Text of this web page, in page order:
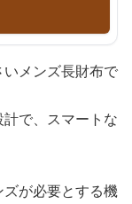
メンズ長財布で
で、スマートな
が必要とする機